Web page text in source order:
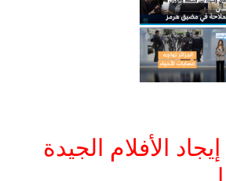
الأفلام الجيدة